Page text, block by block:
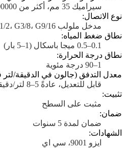
سيراميك 35 مم، أكثر من 500000 دورة
نوع الاتصال:
مدخل ملولب G1/2، G3/8، G9/16 لتوريد الماء البارد/الساخن.
نطاق ضغط المياه:
0.1–0.5 ميجا باسكال (1–5 بار)
نطاق درجة الحرارة:
1–90 درجة مئوية
معدل التدفق (جالون في الدقيقة/لتر
قابل للتعديل، عادةً 5–8 لتر/دقيقة
تثبيت:
مثبت على السطح
ضمان:
ضمان لمدة 5 سنوات
الشهادات:
ايزو 9001، سي اي